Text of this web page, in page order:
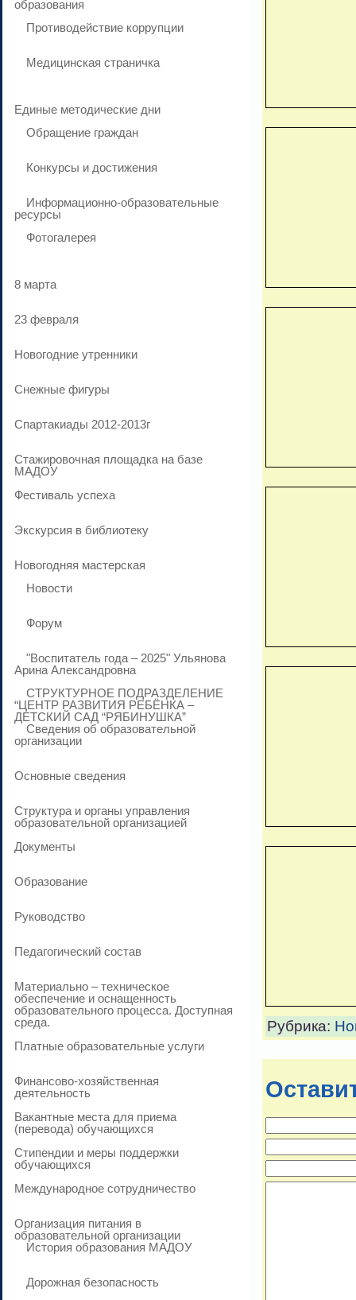
образования
Противодействие коррупции
Медицинская страничка
Единые методические дни
Обращение граждан
Конкурсы и достижения
Информационно-образовательные
ресурсы
Фотогалерея
8 марта
23 февраля
Новогодние утренники
Cнежные фигуры
Спартакиады 2012-2013г
Стажировочная площадка на базе
МАДОУ
Фестиваль успеха
Экскурсия в библиотеку
Новогодняя мастерская
Новости
Форум
"Воспитатель года – 2025" Ульянова
Арина Александровна
СТРУКТУРНОЕ ПОДРАЗДЕЛЕНИЕ
“ЦЕНТР РАЗВИТИЯ РЕБЁНКА –
ДЕТСКИЙ САД “РЯБИНУШКА”
Сведения об образовательной
организации
Основные сведения
Структура и органы управления
образовательной организацией
Документы
Образование
Руководство
Педагогический состав
Материально – техническое
обеспечение и оснащенность
образовательного процесса. Доступная
среда.
Платные образовательные услуги
Финансово-хозяйственная
деятельность
Вакантные места для приема
(перевода) обучающихся
Стипендии и меры поддержки
обучающихся
Международное сотрудничество
Организация питания в
образовательной организации
История образования МАДОУ
Дорожная безопасность
Рубрика: